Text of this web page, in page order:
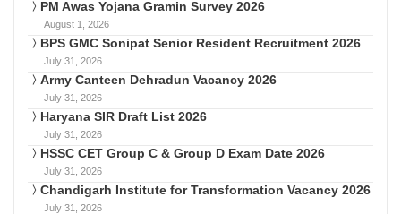
PM Awas Yojana Gramin Survey 2026
August 1, 2026
BPS GMC Sonipat Senior Resident Recruitment 2026
July 31, 2026
Army Canteen Dehradun Vacancy 2026
July 31, 2026
Haryana SIR Draft List 2026
July 31, 2026
HSSC CET Group C & Group D Exam Date 2026
July 31, 2026
Chandigarh Institute for Transformation Vacancy 2026
July 31, 2026